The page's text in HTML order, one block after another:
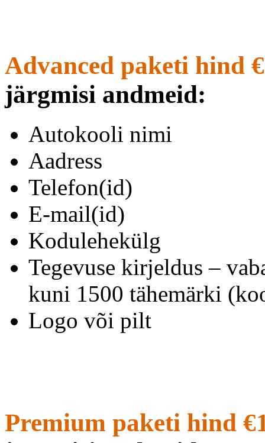
Advanced paketi hind
järgmisi andmeid:
Autokooli nimi
Aadress
Telefon(id)
E-mail(id)
Kodulehekülg
Tegevuse kirjeldus –
kuni 1500 tähemärki
Logo või pilt
Premium paketi hind